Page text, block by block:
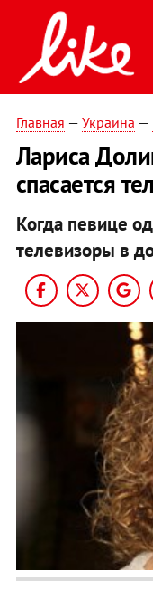
Главная — Украина —
Лариса
спасается
Когда певице
телевизоры в